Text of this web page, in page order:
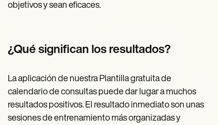
objetivos y sean eficaces.
¿Qué significan los resultados?
La aplicación de nuestra Plantilla gratuita de
calendario de consultas puede dar lugar a muchos
resultados positivos. El resultado inmediato son unas
sesiones de entrenamiento más organizadas y